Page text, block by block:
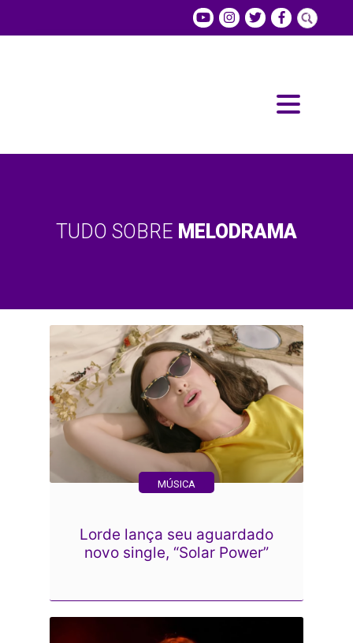
TUDO SOBRE MELODRAMA
MÚSICA
Lorde lança seu aguardado
novo single, “Solar Power”